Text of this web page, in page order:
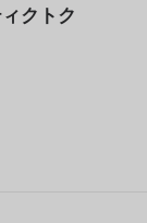
クトク